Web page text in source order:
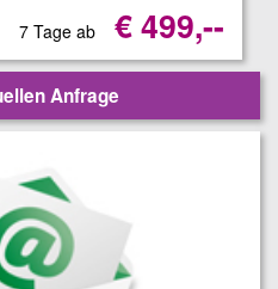
7 Tage ab € 499,--
Anfrage